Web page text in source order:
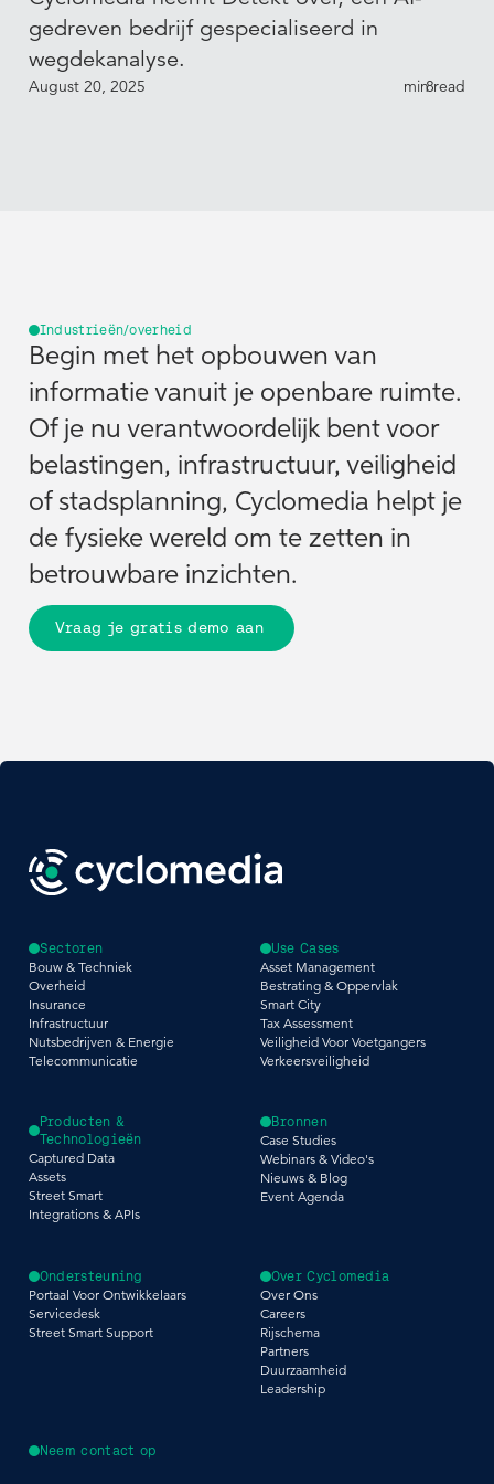
gedreven bedrijf gespecialiseerd in
wegdekanalyse.
August 20, 2025 8
min read
Industrieën/overheid
Begin met het opbouwen van
informatie vanuit je openbare ruimte.
Of je nu verantwoordelijk bent voor
belastingen, infrastructuur, veiligheid
of stadsplanning, Cyclomedia helpt je
de fysieke wereld om te zetten in
betrouwbare inzichten.
Vraag je gratis demo aan
Neem contact op
Sectoren
Bouw & Techniek
Overheid
Insurance
Infrastructuur
Nutsbedrijven & Energie
Telecommunicatie
Use Cases
Asset Management
Bestrating & Oppervlak
Smart City
Tax Assessment
Veiligheid Voor Voetgangers
Verkeersveiligheid
Producten &
Technologieën
Captured Data
Assets
Street Smart
Integrations & APIs
Bronnen
Case Studies
Webinars & Video's
Nieuws & Blog
Event Agenda
Ondersteuning
Portaal Voor Ontwikkelaars
Servicedesk
Street Smart Support
Over Cyclomedia
Over Ons
Careers
Rijschema
Partners
Duurzaamheid
Leadership